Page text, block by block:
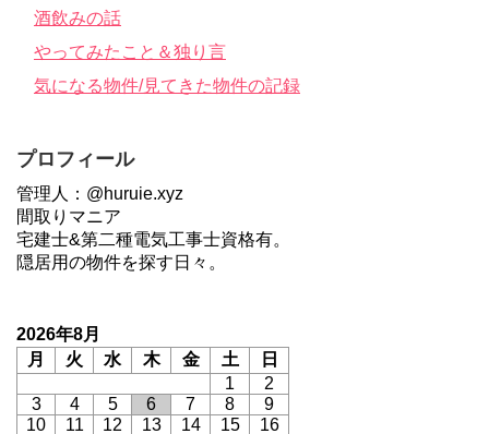
酒飲みの話
やってみたこと＆独り言
気になる物件/見てきた物件の記録
プロフィール
管理人：@huruie.xyz
間取りマニア
宅建士&第二種電気工事士資格有。
隠居用の物件を探す日々。
2026年8月
月
火 水 木 金 土
日
1
2
3
4 5 6 7 8
9
10
11 12 13 14 15 16